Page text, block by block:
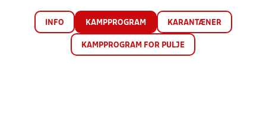
INFO KAMPPROGRAM KARANTÆNER
KAMPPROGRAM FOR PULJE